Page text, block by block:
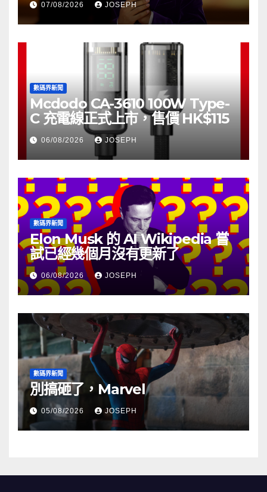
07/08/2026 JOSEPH
數碼界新聞
Mcdodo CA-3610 100W Type-
C 充電線正式上市，售價 HK$115
06/08/2026 JOSEPH
數碼界新聞
Elon Musk 的 AI Wikipedia 嘗
試已經幾個月沒有更新了
06/08/2026 JOSEPH
數碼界新聞
別搞砸了，Marvel
05/08/2026 JOSEPH